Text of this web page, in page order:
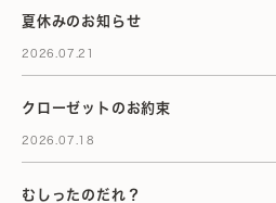
夏休みのお知らせ
2026.07.21
クローゼットのお約束
2026.07.18
むしったのだれ？